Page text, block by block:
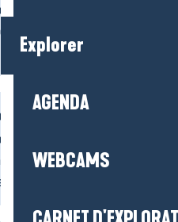
Explorer
AGENDA
WEBCAMS
de vivre, Assérac
profiter d’un séjour calme
créatifs
locaux ou de créer
Baule-Presqu’île de
espaces créatifs vous...